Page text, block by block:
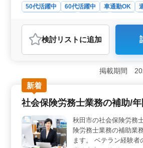
50代活躍中 60代活躍中 車通勤OK
おすすめポイント
＜働きやすさの魅力＞ 完全週休2日制で土日祝が休みの
ため、プライベートと仕事の両立が
も充実しており、年末年始やお盆期間
期的に働きやすい職場環境です。駅チ
地もポイントです。 ＜キャリアアップの機会＞ 社
労士事務所での経験を活かしながら、
談など専門スキルを発揮できます。労
手続きの業務に携わることで、より
を積むことが可能です。経験を活か
を目指せます。 ＜安心の福利厚生＞ 雇用・労災・
検討リスト に追加
掲載期間
新着
社会保険労務士業務の補助/年
秋田市の社会保険労務
険労務士業務の補助業
ます。 ベテラン経験者